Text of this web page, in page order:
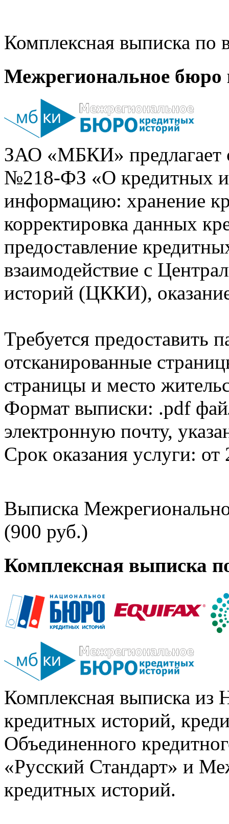
Комплексная выписка
Межрегиональное бюро
ЗАО «МБКИ» предлагает
№218-ФЗ «О кредитных
информацию: хранение
корректировка данных
предоставление
взаимодействие с
историй (ЦККИ),
Требуется предоставить
отсканированные
страницы и место
Формат выписки: .pdf
электронную почту,
Срок оказания услуги: от
Выписка
(900 руб.)
Комплексная выписка
Комплексная выписка из
кредитных историй,
Объединенного
«Русский Стандарт» и
кредитных историй.